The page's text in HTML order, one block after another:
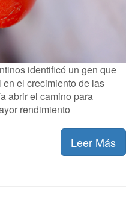
identificó un gen que
el crecimiento de las
abrir el camino para
rendimiento
Leer Más